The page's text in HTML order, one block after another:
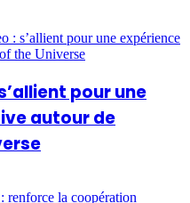
pour une
autour de